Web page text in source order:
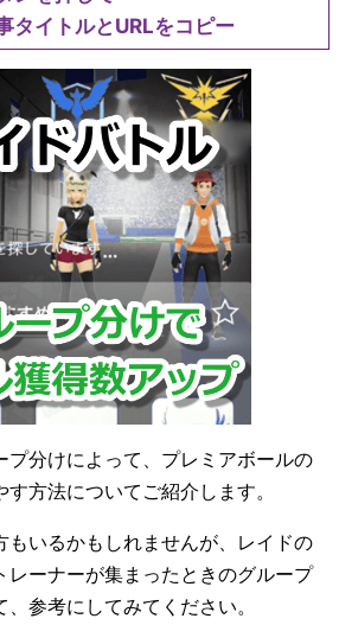
タイトルとURLをコピー
プ分けによって、プレミアボールの
方法についてご紹介します。
もいるかもしれませんが、レイドの
レーナーが集まったときのグループ
参考にしてみてください。